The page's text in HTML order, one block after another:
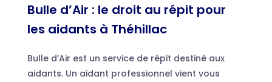
Bulle d’Air : le droit au répit pour
les aidants à Théhillac
Bulle d’Air est un service de répit destiné aux
aidants. Un aidant professionnel vient vous